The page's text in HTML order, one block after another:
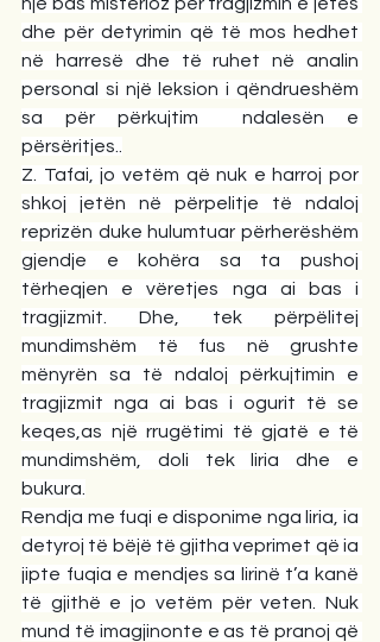
dhe për detyrimin që të mos hedhet
në harresë dhe të ruhet në analin
personal si një leksion i qëndrueshëm
sa për përkujtim  ndalesën e
përsëritjes..
Z. Tafai, jo vetëm që nuk e harroj por
shkoj jetën në përpelitje të ndaloj
reprizën duke hulumtuar përherëshëm
gjendje e kohëra sa ta pushoj
tërheqjen e vëretjes nga ai bas i
tragjizmit. Dhe, tek përpëlitej
mundimshëm të fus në grushte
mënyrën sa të ndaloj përkujtimin e
tragjizmit nga ai bas i ogurit të se
keqes,as një rrugëtimi të gjatë e të
mundimshëm, doli tek liria dhe e
bukura.
Rendja me fuqi e disponime nga liria, ia
detyroj të bëjë të gjitha veprimet që ia
jipte fuqia e mendjes sa lirinë t’a kanë
të gjithë e jo vetëm për veten. Nuk
mund të imagjinonte e as të pranoj që